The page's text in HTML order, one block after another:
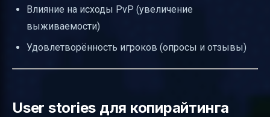
Влияние на исходы PvP (увеличение
выживаемости)
Удовлетворённость игроков (опросы и отзывы)
User stories для копирайтинга